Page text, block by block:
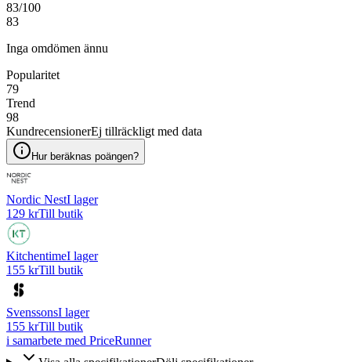
83/100
83
Inga omdömen ännu
Popularitet
79
Trend
98
KundrecensionerEj tillräckligt med data
Hur beräknas poängen?
Nordic NestI lager
129 krTill butik
KitchentimeI lager
155 krTill butik
SvenssonsI lager
155 krTill butik
i samarbete med PriceRunner